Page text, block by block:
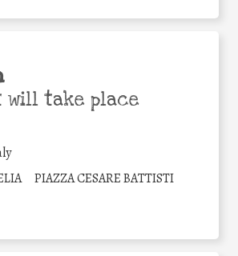
will take place
PIAZZA CESARE BATTISTI